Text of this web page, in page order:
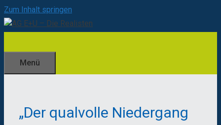
Zum Inhalt springen
Menü
„Der qualvolle Niedergang